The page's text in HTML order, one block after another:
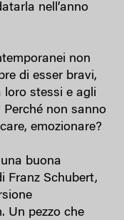
nell’anno
non
di esser bravi,
loro stessi e agli
non sanno
emozionare?
buona
Franz Schubert,
Un pezzo che